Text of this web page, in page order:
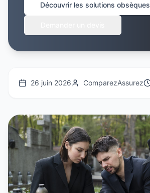
Découvrir les solutions obsèques
26 juin 2026 ComparezAssurez